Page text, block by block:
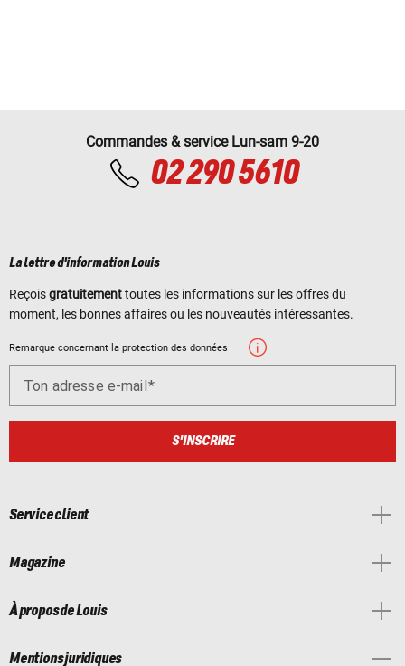
Commandes & service Lun-sam 9-20
02 290 5610
La lettre d'information Louis
Reçoisgratuitementtoutes les informations sur les offres du
moment, les bonnes affaires ou les nouveautés intéressantes.
Remarque concernant la protection des données
Ton adresse e-mail
S'INSCRIRE
Service client
Magazine
À propos de Louis
Mentions juridiques